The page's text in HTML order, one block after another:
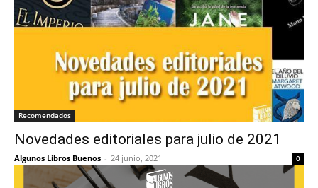
Recomendados
Novedades editoriales para julio de 2021
Algunos Libros Buenos - 24 junio, 2021 0